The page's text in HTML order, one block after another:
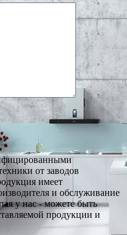
от заводов
имеет
и обслуживание
у нас - можете быть
продукции и